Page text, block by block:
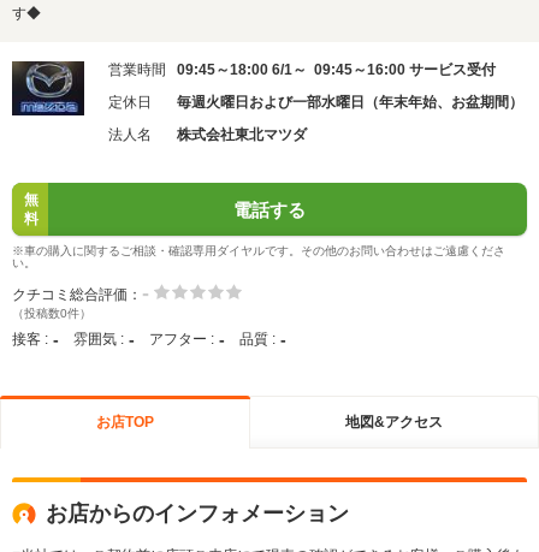
す◆
営業時間
09:45～18:00 6/1～ 09:45～16:00 サービス受付
定休日
毎週火曜日および一部水曜日（年末年始、お盆期間）
法人名
株式会社東北マツダ
無
料
電話する
※車の購入に関するご相談・確認専用ダイヤルです。その他のお問い合わせはご遠慮くださ
い。
クチコミ総合評価： -
（投稿数0件）
接客 : - 雰囲気 : - アフター : - 品質 : -
お店TOP 地図&アクセス
お店からのインフォメーション